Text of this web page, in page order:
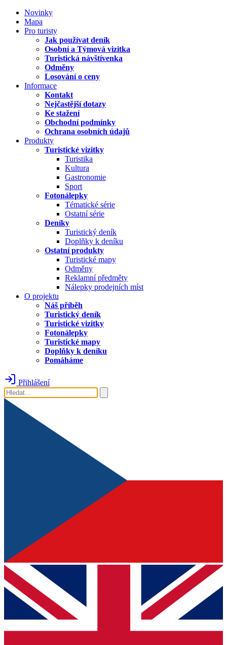
Novinky
Mapa
Pro turisty
Jak používat deník
Osobní a Týmová vizitka
Turistická návštívenka
Odměny
Losování o ceny
Informace
Kontakt
Nejčastější dotazy
Ke stažení
Obchodní podmínky
Ochrana osobních údajů
Produkty
Turistické vizitky
Turistika
Kultura
Gastronomie
Sport
Fotonálepky
Tématické série
Ostatní série
Deníky
Turistický deník
Doplňky k deníku
Ostatní produkty
Turistické mapy
Odměny
Reklamní předměty
Nálepky prodejních míst
O projektu
Náš příběh
Turistický deník
Turistické vizitky
Fotonálepky
Turistické mapy
Doplňky k deníku
Pomáháme
Přihlášení